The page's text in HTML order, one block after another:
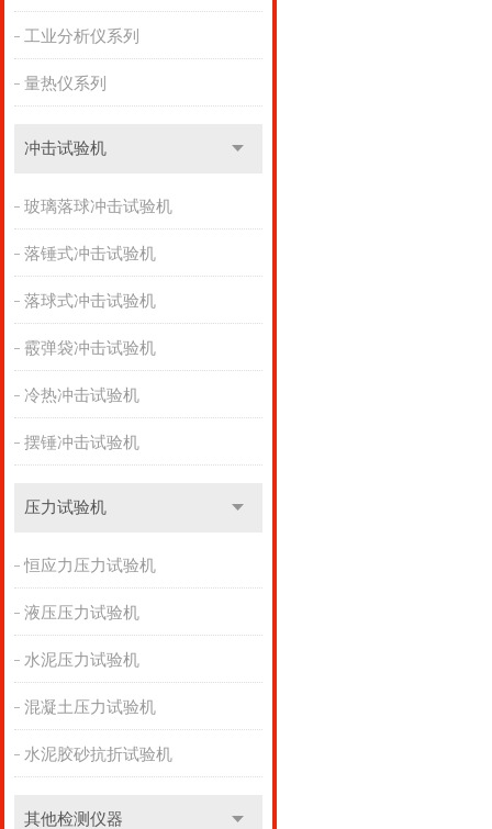
工业分析仪系列
量热仪系列
冲击试验机
玻璃落球冲击试验机
落锤式冲击试验机
落球式冲击试验机
霰弹袋冲击试验机
冷热冲击试验机
摆锤冲击试验机
压力试验机
恒应力压力试验机
液压压力试验机
水泥压力试验机
混凝土压力试验机
水泥胶砂抗折试验机
其他检测仪器